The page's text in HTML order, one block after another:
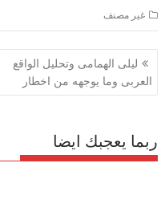
غير مصنف
تصفّح
المقالات
ليلى الهمامى وتحليل الواقع
العربى وما يوجهه من اخطار
ربما يعجبك ايضا